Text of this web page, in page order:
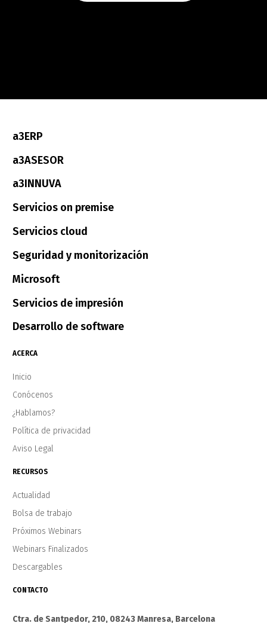
a3ERP
a3ASESOR
a3INNUVA
Servicios on premise
Servicios cloud
Seguridad y monitorización
Microsoft
Servicios de impresión
Desarrollo de software
Inicio
Conócenos
¿Hablamos?
Política de privacidad
Aviso Legal
Actualidad
Bolsa de trabajo
Próximos Webinars
Webinars Finalizados
Descargables
Ctra. de Santpedor, 210, 08243 Manresa, Barcelona